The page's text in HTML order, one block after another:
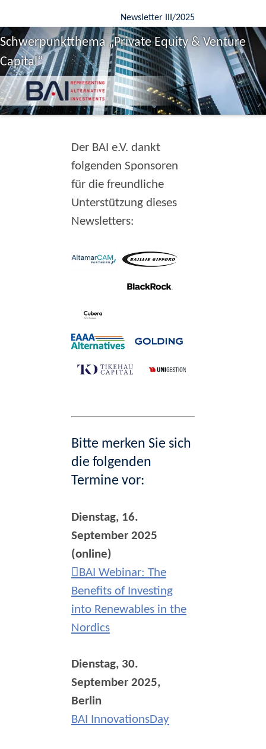
Newsletter III/2025
Schwerpunktthema „Private Equity & Venture
Capital“
Der BAI e.V. dankt
folgenden Sponsoren
für die freundliche
Unterstützung dieses
Newsletters:
Bitte merken Sie sich
die folgenden
Termine vor:
Dienstag, 16.
September 2025
(online)
BAI Webinar: The
Benefits of Investing
into Renewables in the
Nordics
Dienstag, 30.
September 2025,
Berlin
BAI InnovationsDay